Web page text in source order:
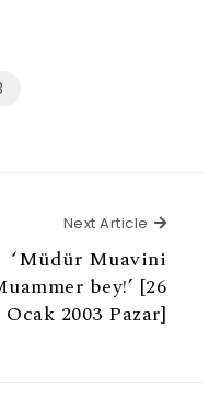
Next Article Next
‘Müdür Muavini
bey!’ [26
Ocak 2003 Pazar]